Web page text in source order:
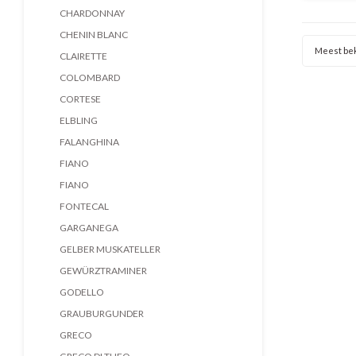
CHARDONNAY
CHENIN BLANC
CLAIRETTE
COLOMBARD
CORTESE
ELBLING
FALANGHINA
FIANO
FIANO
FONTECAL
GARGANEGA
GELBER MUSKATELLER
GEWÜRZTRAMINER
GODELLO
GRAUBURGUNDER
GRECO
Meest